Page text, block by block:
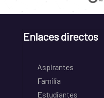
Enlaces directos
Aspirantes
Familia
Estudiantes